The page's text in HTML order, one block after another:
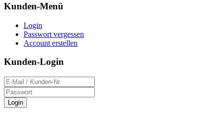
Kunden-Menü
Login
Passwort vergessen
Account erstellen
Kunden-Login
Login